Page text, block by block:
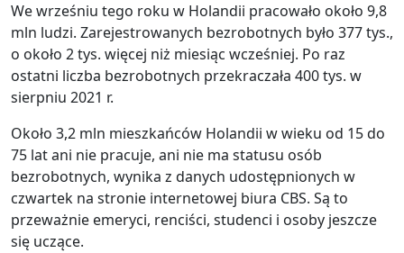
We wrześniu tego roku w Holandii pracowało około 9,8
mln ludzi. Zarejestrowanych bezrobotnych było 377 tys.,
o około 2 tys. więcej niż miesiąc wcześniej. Po raz
ostatni liczba bezrobotnych przekraczała 400 tys. w
sierpniu 2021 r.
Około 3,2 mln mieszkańców Holandii w wieku od 15 do
75 lat ani nie pracuje, ani nie ma statusu osób
bezrobotnych, wynika z danych udostępnionych w
czwartek na stronie internetowej biura CBS. Są to
przeważnie emeryci, renciści, studenci i osoby jeszcze
się uczące.